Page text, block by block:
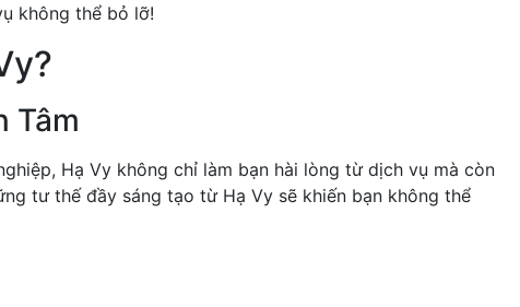
không thể bỏ lỡ!
Tâm
Hạ Vy không chỉ làm bạn hài lòng từ dịch vụ mà còn
tư thế đầy sáng tạo từ Hạ Vy sẽ khiến bạn không thể